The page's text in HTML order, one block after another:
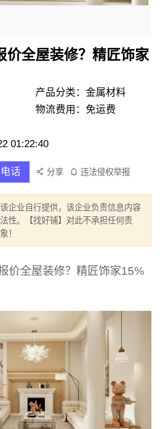
价全屋装修？精匠饰家
产品分类：金属材料
物流费用：免运费
01:22:40
话 分享 违法侵权举报
企业自行提供，该企业负责信息内容
性。【找好铺】对此不承担任何责
！
价全屋装修？精匠饰家15%